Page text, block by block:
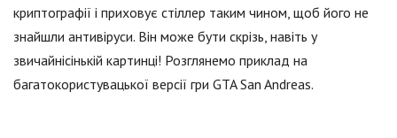
криптографії і приховує стіллер таким чином, щоб його не
знайшли антивіруси. Він може бути скрізь, навіть у
звичайнісінькій картинці! Розглянемо приклад на
багатокористувацької версії гри GTA San Andreas.